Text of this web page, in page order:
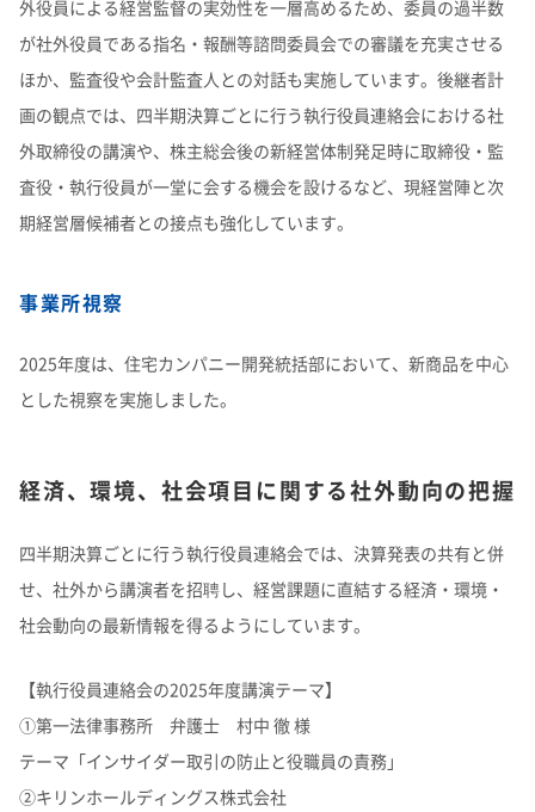
外役員による経営監督の実効性を一層高めるため、委員の過半数
が社外役員である指名・報酬等諮問委員会での審議を充実させる
ほか、監査役や会計監査人との対話も実施しています。後継者計
画の観点では、四半期決算ごとに行う執行役員連絡会における社
外取締役の講演や、株主総会後の新経営体制発足時に取締役・監
査役・執行役員が一堂に会する機会を設けるなど、現経営陣と次
期経営層候補者との接点も強化しています。
事業所視察
2025年度は、住宅カンパニー開発統括部において、新商品を中心
とした視察を実施しました。
経済、環境、社会項目に関する社外動向の把握
四半期決算ごとに行う執行役員連絡会では、決算発表の共有と併
せ、社外から講演者を招聘し、経営課題に直結する経済・環境・
社会動向の最新情報を得るようにしています。
【執行役員連絡会の2025年度講演テーマ】
①第一法律事務所 弁護士 村中 徹 様
テーマ「インサイダー取引の防止と役職員の責務」
②キリンホールディングス株式会社